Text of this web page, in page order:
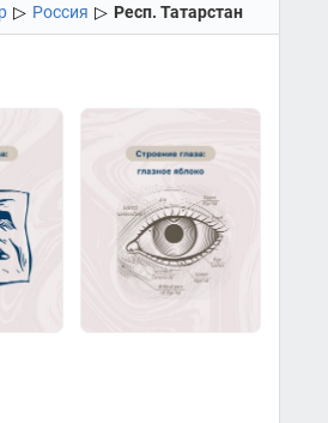
▷ Россия ▷ Респ. Татарстан